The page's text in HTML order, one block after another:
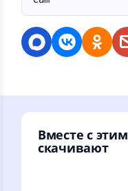
Вместе с этим
скачивают